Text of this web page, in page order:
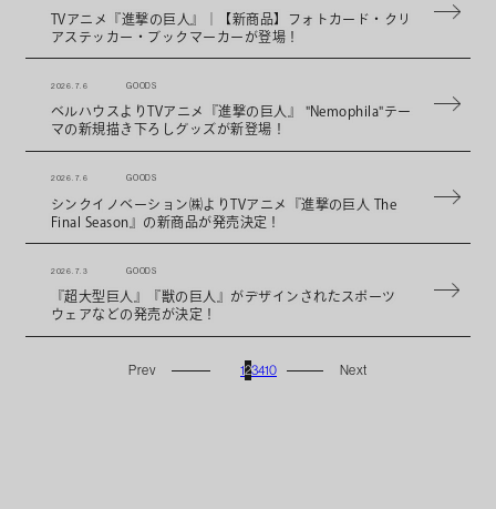
TVアニメ『進撃の巨人』｜【新商品】フォトカード・クリ
アステッカー・ブックマーカーが登場！
2026. 7. 6 GOODS
ベルハウスよりTVアニメ『進撃の巨人』 "Nemophila"テー
マの新規描き下ろしグッズが新登場！
2026. 7. 6 GOODS
シンクイノベーション㈱よりTVアニメ『進撃の巨人 The
Final Season』の新商品が発売決定！
2026. 7. 3 GOODS
『超大型巨人』『獣の巨人』がデザインされたスポーツ
ウェアなどの発売が決定！
123410